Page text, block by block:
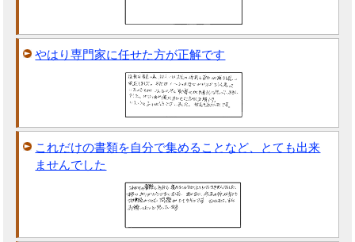
やはり専門家に任せた方が正解です
これだけの書類を自分で集めることなど、とても出来
ませんでした